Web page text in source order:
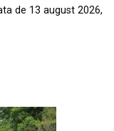
de 13 august 2026,